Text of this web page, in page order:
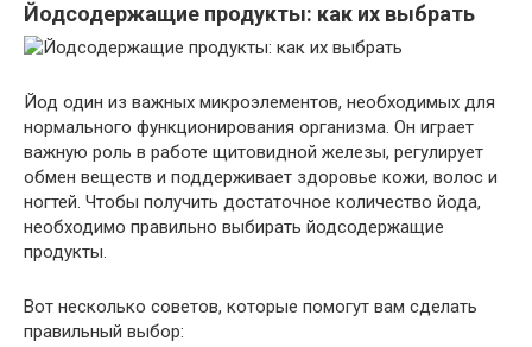
Йодсодержащие продукты: как их выбрать
Йод один из важных микроэлементов, необходимых для
нормального функционирования организма. Он играет
важную роль в работе щитовидной железы, регулирует
обмен веществ и поддерживает здоровье кожи, волос и
ногтей. Чтобы получить достаточное количество йода,
необходимо правильно выбирать йодсодержащие
продукты.
Вот несколько советов, которые помогут вам сделать
правильный выбор: